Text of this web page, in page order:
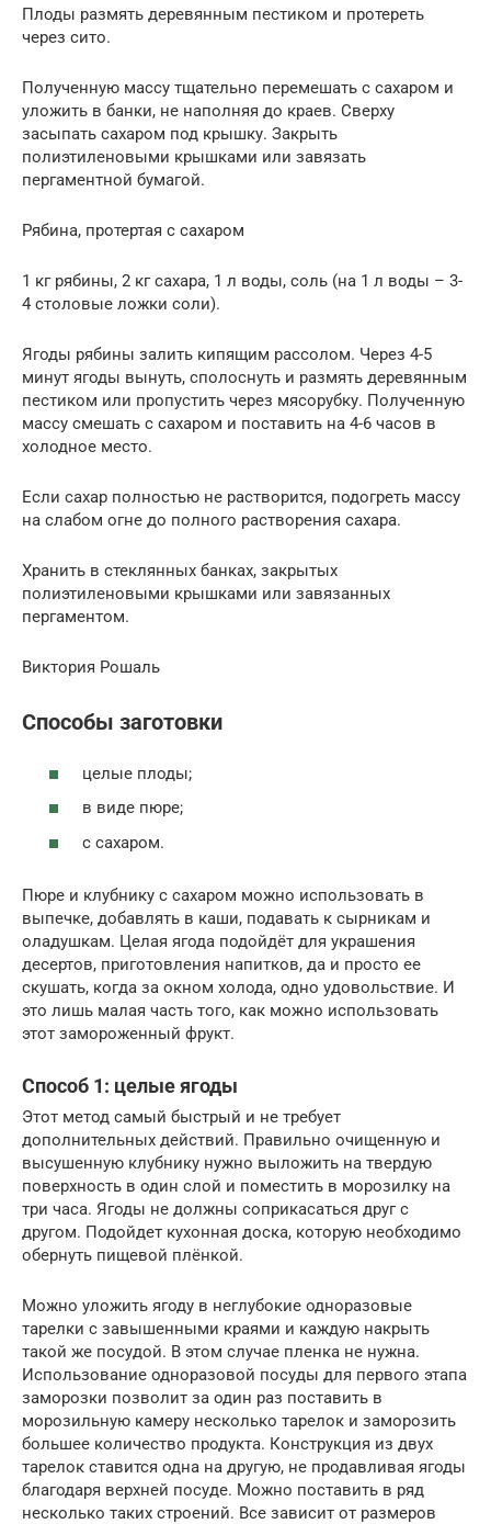
Плоды размять деревянным пестиком и протереть
через сито.
Полученную массу тщательно перемешать с сахаром и
уложить в банки, не наполняя до краев. Сверху
засыпать сахаром под крышку. Закрыть
полиэтиленовыми крышками или завязать
пергаментной бумагой.
Рябина, протертая с сахаром
1 кг рябины, 2 кг сахара, 1 л воды, соль (на 1 л воды – 3-
4 столовые ложки соли).
Ягоды рябины залить кипящим рассолом. Через 4-5
минут ягоды вынуть, сполоснуть и размять деревянным
пестиком или пропустить через мясорубку. Полученную
массу смешать с сахаром и поставить на 4-6 часов в
холодное место.
Если сахар полностью не растворится, подогреть массу
на слабом огне до полного растворения сахара.
Хранить в стеклянных банках, закрытых
полиэтиленовыми крышками или завязанных
пергаментом.
Виктория Рошаль
Способы заготовки
целые плоды;
в виде пюре;
с сахаром.
Пюре и клубнику с сахаром можно использовать в
выпечке, добавлять в каши, подавать к сырникам и
оладушкам. Целая ягода подойдёт для украшения
десертов, приготовления напитков, да и просто ее
скушать, когда за окном холода, одно удовольствие. И
это лишь малая часть того, как можно использовать
этот замороженный фрукт.
Способ 1: целые ягоды
Этот метод самый быстрый и не требует
дополнительных действий. Правильно очищенную и
высушенную клубнику нужно выложить на твердую
поверхность в один слой и поместить в морозилку на
три часа. Ягоды не должны соприкасаться друг с
другом. Подойдет кухонная доска, которую необходимо
обернуть пищевой плёнкой.
Можно уложить ягоду в неглубокие одноразовые
тарелки с завышенными краями и каждую накрыть
такой же посудой. В этом случае пленка не нужна.
Использование одноразовой посуды для первого этапа
заморозки позволит за один раз поставить в
морозильную камеру несколько тарелок и заморозить
большее количество продукта. Конструкция из двух
тарелок ставится одна на другую, не продавливая ягоды
благодаря верхней посуде. Можно поставить в ряд
несколько таких строений. Все зависит от размеров